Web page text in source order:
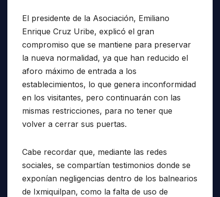
El presidente de la Asociación, Emiliano
Enrique Cruz Uribe, explicó el gran
compromiso que se mantiene para preservar
la nueva normalidad, ya que han reducido el
aforo máximo de entrada a los
establecimientos, lo que genera inconformidad
en los visitantes, pero continuarán con las
mismas restricciones, para no tener que
volver a cerrar sus puertas.
Cabe recordar que, mediante las redes
sociales, se compartían testimonios donde se
exponían negligencias dentro de los balnearios
de Ixmiquilpan, como la falta de uso de